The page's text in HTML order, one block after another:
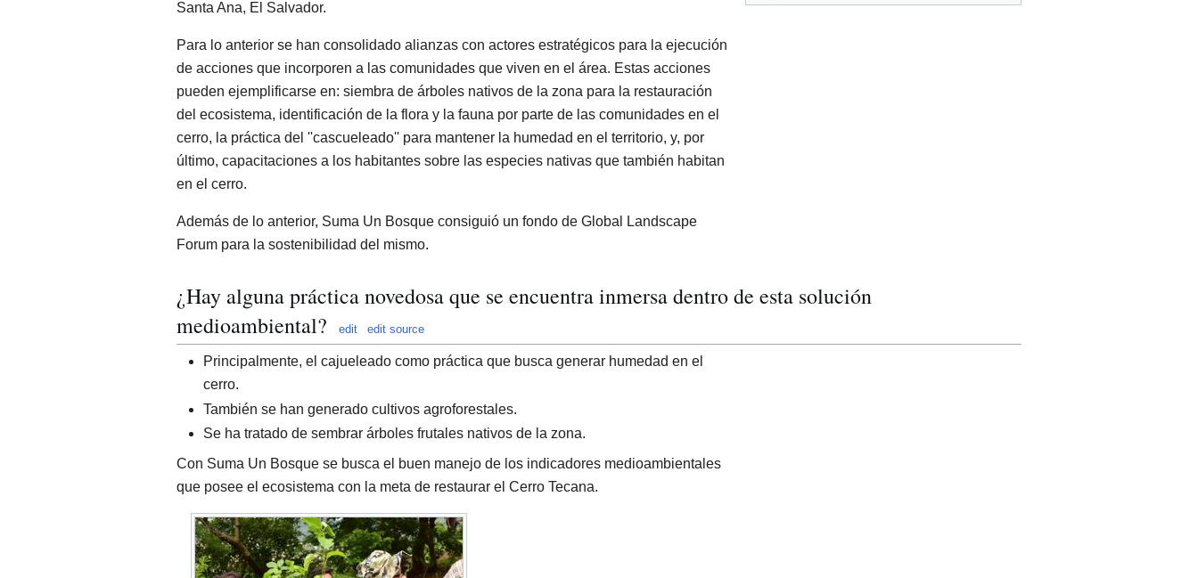
Santa Ana, El Salvador.
Para lo anterior se han consolidado alianzas con actores estratégicos para la ejecución
de acciones que incorporen a las comunidades que viven en el área. Estas acciones
pueden ejemplificarse en: siembra de árboles nativos de la zona para la restauración
del ecosistema, identificación de la flora y la fauna por parte de las comunidades en el
cerro, la práctica del ''cascueleado'' para mantener la humedad en el territorio, y, por
último, capacitaciones a los habitantes sobre las especies nativas que también habitan
en el cerro.
Además de lo anterior, Suma Un Bosque consiguió un fondo de Global Landscape
Forum para la sostenibilidad del mismo.
¿Hay alguna práctica novedosa que se encuentra inmersa dentro de esta solución
medioambiental?
edit edit source
Principalmente, el cajueleado como práctica que busca generar humedad en el
cerro.
También se han generado cultivos agroforestales.
Se ha tratado de sembrar árboles frutales nativos de la zona.
Con Suma Un Bosque se busca el buen manejo de los indicadores medioambientales
que posee el ecosistema con la meta de restaurar el Cerro Tecana.